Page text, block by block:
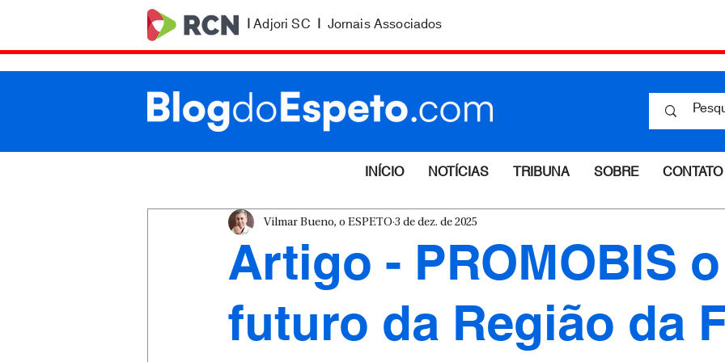
|Adjori SC | Jornais Associados
INÍCIO NOTÍCIAS TRIBUNA SOBRE CONTATO
Artigo - PROMOBIS o
futuro da Região da
Vilmar Bueno, o ESPETO 3 de dez. de 2025